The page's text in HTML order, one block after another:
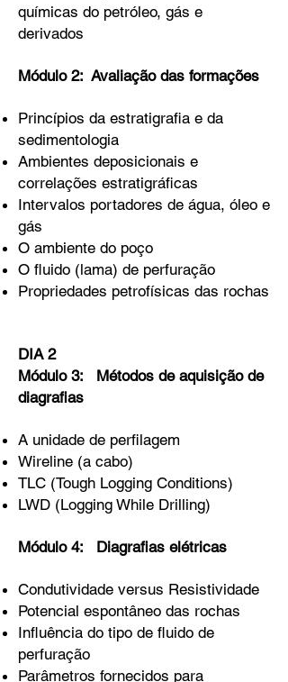
químicas do petróleo, gás e
derivados
Módulo 2: Avaliação das formações
Princípios da estratigrafia e da
sedimentologia
Ambientes deposicionais e
correlações estratigráficas
Intervalos portadores de água, óleo e
gás
O ambiente do poço
O fluido (lama) de perfuração
Propriedades petrofísicas das rochas
DIA 2
Módulo 3: Métodos de aquisição de
diagrafias
A unidade de perfilagem
Wireline (a cabo)
TLC (Tough Logging Conditions)
LWD (Logging While Drilling)
Módulo 4: Diagrafias elétricas
Condutividade versus Resistividade
Potencial espontâneo das rochas
Influência do tipo de fluido de
perfuração
Parâmetros fornecidos para